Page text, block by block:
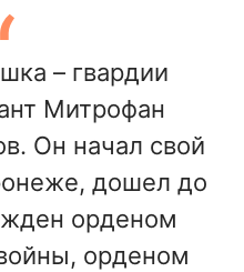
– гвардии
Митрофан
Он начал свой
дошел до
орденом
орденом